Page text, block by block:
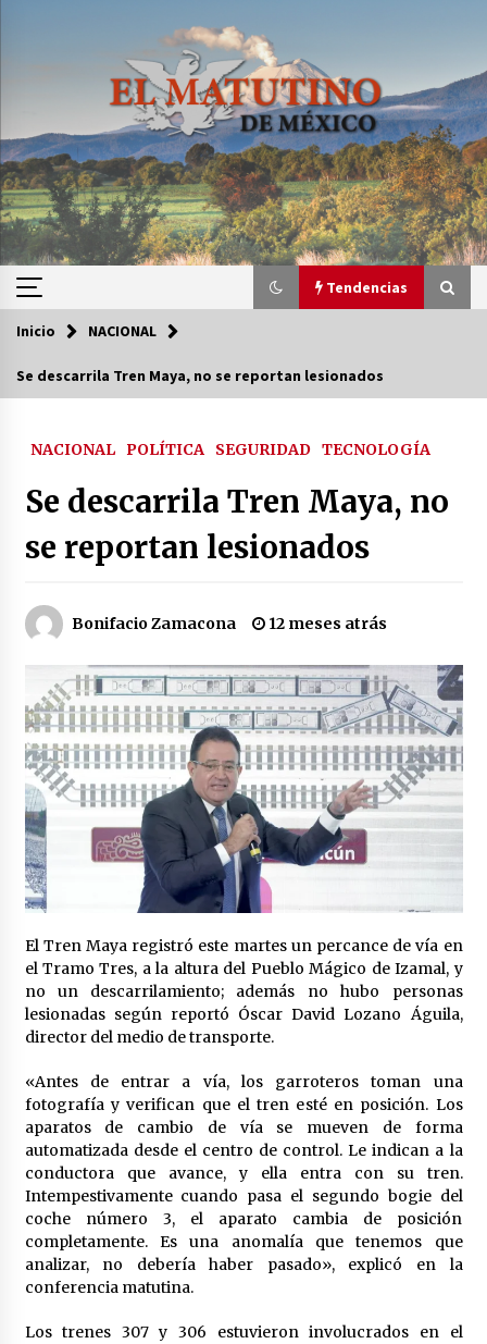
Tendencias
Tendencias
2 semanas atrás
Héctor Díaz-Polanco renuncia a la presidencia
2 semanas atrás
extremo en gran parte de México
Cae operador financiero del Cártel del Noreste
en Mérida; incautan 15 autos de lujo
3 semanas atrás
Detienen a funcionario por presunto homicidio
del periodista Josué Martínez
3 semanas atrás
CNTE anuncia paso gratuito en peajes de CDMX
2 meses atrás
Laura Itzel Castillo será la nueva secretaria de
las Mujeres, anuncia Sheinbaum
2 meses atrás
Sheinbaum descarta reunión entre CNTE y
Segob: «ya dimos nuestras propuestas»
2 meses atrás
Zar antidrogas de EE.UU.: “vamos por los
políticos mexicanos que protegen al narco”
2 meses atrás
Trump anuncia acuerdo con Irán y el fin de
2 meses atrás
Inicio NACIONAL
Se descarrila Tren Maya, no se reportan lesionados
NACIONAL POLÍTICA SEGURIDAD TECNOLOGÍA
Se descarrila Tren Maya, no
se reportan lesionados
Bonifacio Zamacona 12 meses atrás
El Tren Maya registró este martes un percance de vía en
el Tramo Tres, a la altura del Pueblo Mágico de Izamal, y
no un descarrilamiento; además no hubo personas
lesionadas según reportó Óscar David Lozano Águila,
director del medio de transporte.
«Antes de entrar a vía, los garroteros toman una
fotografía y verifican que el tren esté en posición. Los
aparatos de cambio de vía se mueven de forma
automatizada desde el centro de control. Le indican a la
conductora que avance, y ella entra con su tren.
Intempestivamente cuando pasa el segundo bogie del
coche número 3, el aparato cambia de posición
completamente. Es una anomalía que tenemos que
analizar, no debería haber pasado», explicó en la
conferencia matutina.
​Los trenes 307 y 306 estuvieron involucrados en el